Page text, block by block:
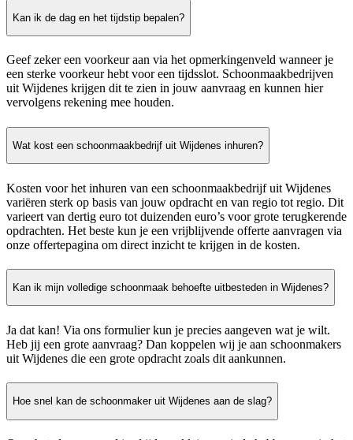
Kan ik de dag en het tijdstip bepalen?
Geef zeker een voorkeur aan via het opmerkingenveld wanneer je
een sterke voorkeur hebt voor een tijdsslot. Schoonmaakbedrijven
uit Wijdenes krijgen dit te zien in jouw aanvraag en kunnen hier
vervolgens rekening mee houden.
Wat kost een schoonmaakbedrijf uit Wijdenes inhuren?
Kosten voor het inhuren van een schoonmaakbedrijf uit Wijdenes
variëren sterk op basis van jouw opdracht en van regio tot regio. Dit
varieert van dertig euro tot duizenden euro’s voor grote terugkerende
opdrachten. Het beste kun je een vrijblijvende offerte aanvragen via
onze offertepagina om direct inzicht te krijgen in de kosten.
Kan ik mijn volledige schoonmaak behoefte uitbesteden in Wijdenes?
Ja dat kan! Via ons formulier kun je precies aangeven wat je wilt.
Heb jij een grote aanvraag? Dan koppelen wij je aan schoonmakers
uit Wijdenes die een grote opdracht zoals dit aankunnen.
Hoe snel kan de schoonmaker uit Wijdenes aan de slag?